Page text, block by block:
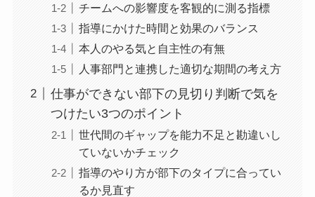
チームへの影響度を客観的に測る指標
指導にかけた時間と効果のバランス
本人のやる気と自主性の有無
人事部門と連携した適切な期間の考え方
仕事ができない部下の見切り判断で気を
つけたい3つのポイント
世代間のギャップを能力不足と勘違いし
ていないかチェック
指導のやり方が部下のタイプに合ってい
るか見直す